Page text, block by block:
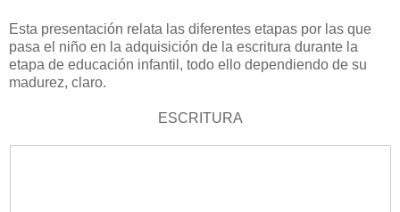
Esta presentación relata las diferentes etapas por las que
pasa el niño en la adquisición de la escritura durante la
etapa de educación infantil, todo ello dependiendo de su
madurez, claro.
ESCRITURA